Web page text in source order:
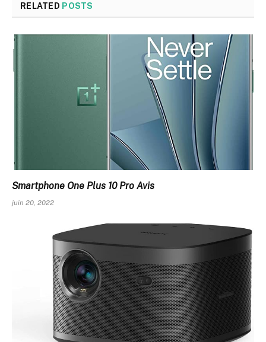
RELATED POSTS
Smartphone One Plus 10 Pro Avis
juin 20, 2022